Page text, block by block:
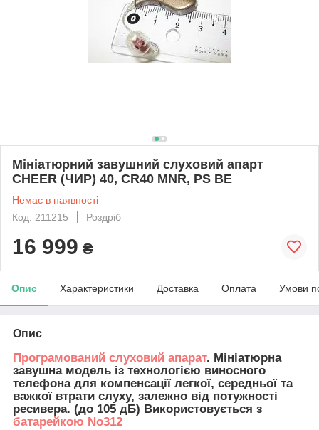
Мініатюрний завушний слуховий апарт
CHEER (ЧИР) 40, CR40 MNR, PS BE
Немає в наявності
Код: 211215
Роздріб
16 999 ₴
Опис Характеристики Доставка Оплата Умови
Опис
Програмований слуховий апарат. Мініатюрна
завушна модель із технологією виносного
телефона для компенсації легкої, середньої та
важкої втрати слуху, залежно від потужності
ресивера. (до 105 дБ) Використовується з
батарейкою No312